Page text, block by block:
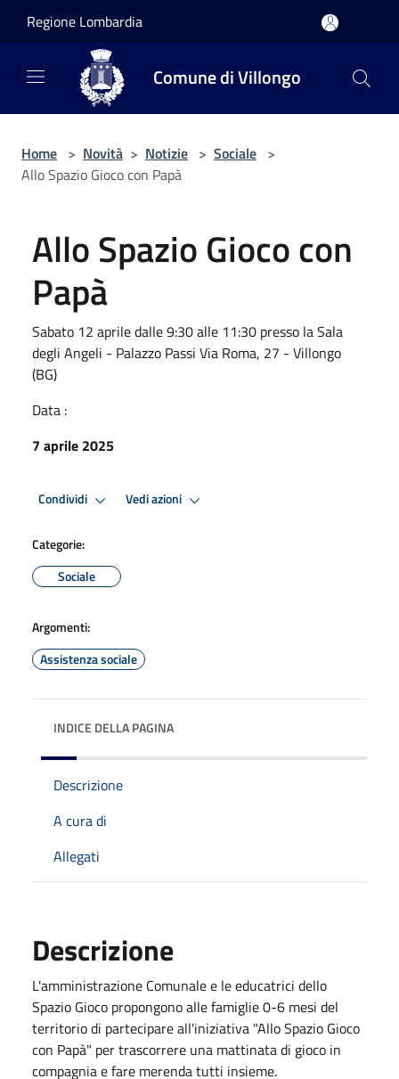
Regione Lombardia
Comune di Villongo
Home > Novità > Notizie > Sociale >
Allo Spazio Gioco con Papà
Allo Spazio Gioco con
Papà
Sabato 12 aprile dalle 9:30 alle 11:30 presso la Sala
degli Angeli - Palazzo Passi Via Roma, 27 - Villongo
(BG)
Data :
7 aprile 2025
Condividi Vedi azioni
Categorie:
Sociale
Argomenti:
Assistenza sociale
INDICE DELLA PAGINA
Descrizione
A cura di
Allegati
Descrizione
L'amministrazione Comunale e le educatrici dello
Spazio Gioco propongono alle famiglie 0-6 mesi del
territorio di partecipare all'iniziativa "Allo Spazio Gioco
con Papà" per trascorrere una mattinata di gioco in
compagnia e fare merenda tutti insieme.